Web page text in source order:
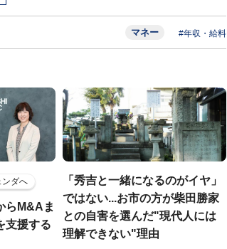
マネー #年収・給料
ンダへ
らM&Aま
支援する
「秀吉と一緒になるのがイヤ」
ではない...お市の方が柴田勝家
との自害を選んだ"現代人には
理解できない"理由